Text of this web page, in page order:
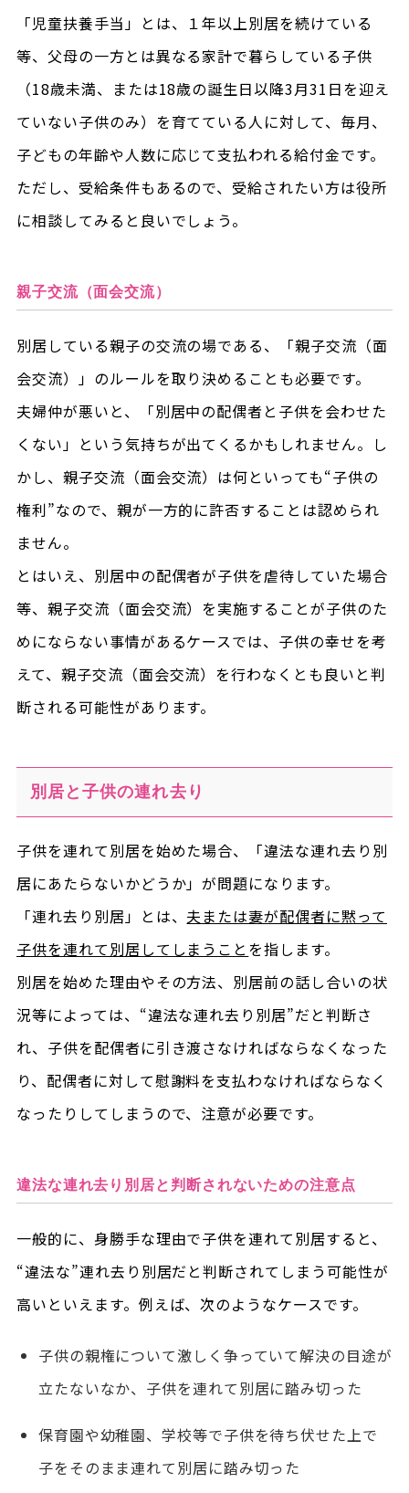
「児童扶養手当」とは、１年以上別居を続けている
等、父母の一方とは異なる家計で暮らしている子供
（18歳未満、または18歳の誕生日以降3月31日を迎え
ていない子供のみ）を育てている人に対して、毎月、
子どもの年齢や人数に応じて支払われる給付金です。
ただし、受給条件もあるので、受給されたい方は役所
に相談してみると良いでしょう。
親子交流（面会交流）
別居している親子の交流の場である、「親子交流（面
会交流）」のルールを取り決めることも必要です。
夫婦仲が悪いと、「別居中の配偶者と子供を会わせた
くない」という気持ちが出てくるかもしれません。し
かし、親子交流（面会交流）は何といっても“子供の
権利”なので、親が一方的に許否することは認められ
ません。
とはいえ、別居中の配偶者が子供を虐待していた場合
等、親子交流（面会交流）を実施することが子供のた
めにならない事情があるケースでは、子供の幸せを考
えて、親子交流（面会交流）を行わなくとも良いと判
断される可能性があります。
別居と子供の連れ去り
子供を連れて別居を始めた場合、「違法な連れ去り別
居にあたらないかどうか」が問題になります。
「連れ去り別居」とは、 夫または妻が配偶者に黙って
子供を連れて別居してしまうこと を指します。
別居を始めた理由やその方法、別居前の話し合いの状
況等によっては、“違法な連れ去り別居”だと判断さ
れ、子供を配偶者に引き渡さなければならなくなった
り、配偶者に対して慰謝料を支払わなければならなく
なったりしてしまうので、注意が必要です。
違法な連れ去り別居と判断されないための注意点
一般的に、身勝手な理由で子供を連れて別居すると、
“違法な”連れ去り別居だと判断されてしまう可能性が
高いといえます。例えば、次のようなケースです。
子供の親権について激しく争っていて解決の目途が
立たないなか、子供を連れて別居に踏み切った
保育園や幼稚園、学校等で子供を待ち伏せた上で
子をそのまま連れて別居に踏み切った